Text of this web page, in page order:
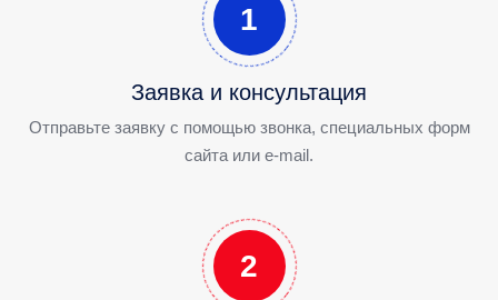
1
Заявка и консультация
Отправьте заявку с помощью звонка, специальных форм
сайта или e-mail.
2